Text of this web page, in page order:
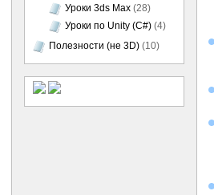
Уроки 3ds Max (28)
Уроки по Unity (C#) (4)
Полезности (не 3D) (10)